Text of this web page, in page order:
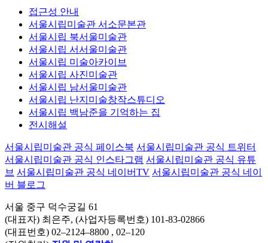
접근성 안내
서울시립미술관 서소문본관
서울시립 북서울미술관
서울시립 서서울미술관
서울시립 미술아카이브
서울시립 사진미술관
서울시립 남서울미술관
서울시립 난지미술창작스튜디오
서울시립 백남준을 기억하는 집
전시해설
서울시립미술관 공식 페이스북 서울시립미술관 공식 트위터
서울시립미술관 공식 인스타그램 서울시립미술관 공식 유튜
브 서울시립미술관 공식 네이버TV 서울시립미술관 공식 네이
버 블로그
서울 중구 덕수궁길 61
(대표자) 최은주, (사업자등록번호) 101-83-02866
(대표번호) 02–2124–8800 , 02–120